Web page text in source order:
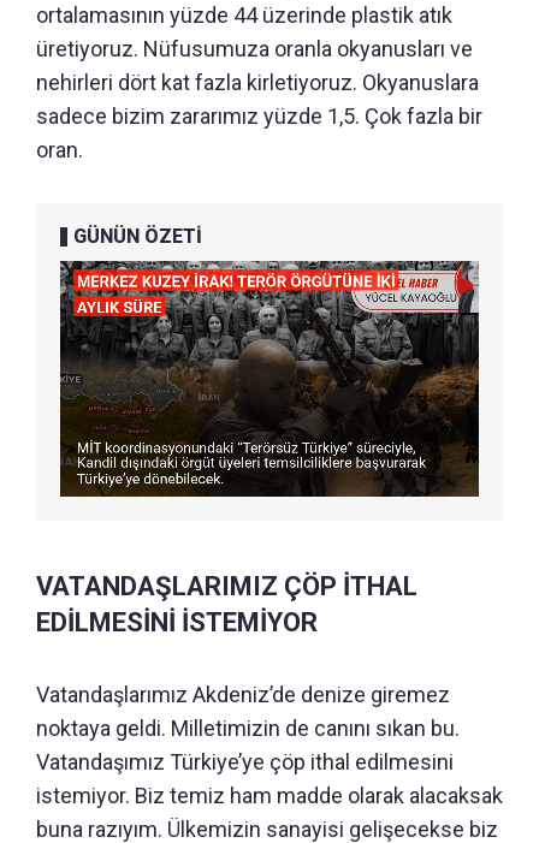
ortalamasının yüzde 44 üzerinde plastik atık
üretiyoruz. Nüfusumuza oranla okyanusları ve
nehirleri dört kat fazla kirletiyoruz. Okyanuslara
sadece bizim zararımız yüzde 1,5. Çok fazla bir
oran.
GÜNÜN ÖZETİ
VATANDAŞLARIMIZ ÇÖP İTHAL
EDİLMESİNİ İSTEMİYOR
Vatandaşlarımız Akdeniz’de denize giremez
noktaya geldi. Milletimizin de canını sıkan bu.
Vatandaşımız Türkiye’ye çöp ithal edilmesini
istemiyor. Biz temiz ham madde olarak alacaksak
buna razıyım. Ülkemizin sanayisi gelişecekse biz